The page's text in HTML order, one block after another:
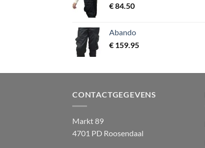
€84.50
Abando
€ 159.95
CONTACTGEGEVENS
Markt 89
4701 PD Roosendaal